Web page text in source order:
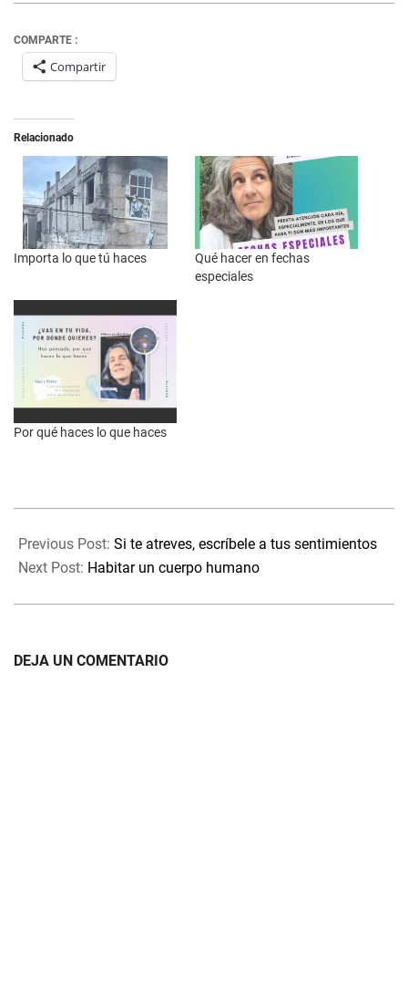
COMPARTE :
Compartir
Relacionado
Importa lo que tú haces
Qué hacer en fechas
especiales
Por qué haces lo que haces
07-
19
Previous Post: Si te atreves, escríbele a tus sentimientos
Next Post: Habitar un cuerpo humano
DEJA UN COMENTARIO